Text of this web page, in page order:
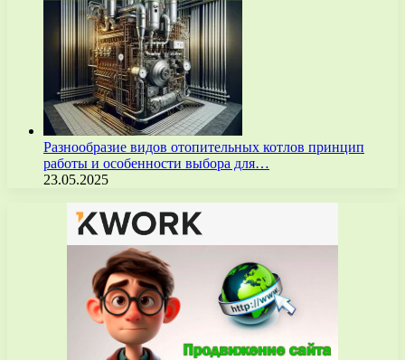
Разнообразие видов отопительных котлов принцип
работы и особенности выбора для…
23.05.2025